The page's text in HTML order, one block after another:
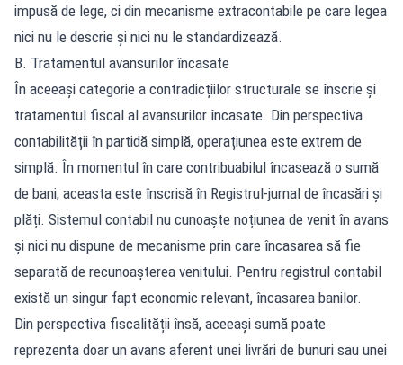
impusă de lege, ci din mecanisme extracontabile pe care legea
nici nu le descrie și nici nu le standardizează.
B. Tratamentul avansurilor încasate
În aceeași categorie a contradicțiilor structurale se înscrie și
tratamentul fiscal al avansurilor încasate. Din perspectiva
contabilității în partidă simplă, operațiunea este extrem de
simplă. În momentul în care contribuabilul încasează o sumă
de bani, aceasta este înscrisă în Registrul-jurnal de încasări și
plăți. Sistemul contabil nu cunoaște noțiunea de venit în avans
și nici nu dispune de mecanisme prin care încasarea să fie
separată de recunoașterea venitului. Pentru registrul contabil
există un singur fapt economic relevant, încasarea banilor.
Din perspectiva fiscalității însă, aceeași sumă poate
reprezenta doar un avans aferent unei livrări de bunuri sau unei